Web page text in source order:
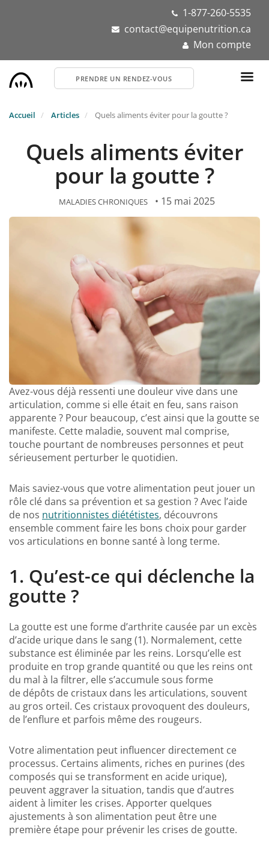
1-877-260-5535
contact@equipenutrition.ca
Mon compte
PRENDRE UN RENDEZ-VOUS
Accueil Articles Quels aliments éviter pour la goutte ?
Quels aliments éviter
pour la goutte ?
MALADIES CHRONIQUES • 15 mai 2025
Avez-vous déjà ressenti une douleur vive dans une
articulation, comme si elle était en feu, sans raison
apparente ? Pour beaucoup, c’est ainsi que la goutte se
manifeste. Cette maladie, souvent mal comprise,
touche pourtant de nombreuses personnes et peut
sérieusement perturber le quotidien.
Mais saviez-vous que votre alimentation peut jouer un
rôle clé dans sa prévention et sa gestion ? Avec l’aide
de nos nutritionnistes diététistes, découvrons
ensemble comment faire les bons choix pour garder
vos articulations en bonne santé à long terme.
1. Qu’est-ce qui déclenche la
goutte ?
La goutte est une forme d’arthrite causée par un excès
d’acide urique dans le sang (1). Normalement, cette
substance est éliminée par les reins. Lorsqu’elle est
produite en trop grande quantité ou que les reins ont
du mal à la filtrer, elle s’accumule sous forme
de dépôts de cristaux dans les articulations, souvent
au gros orteil. Ces cristaux provoquent des douleurs,
de l’enflure et parfois même des rougeurs.
Votre alimentation peut influencer directement ce
processus. Certains aliments, riches en purines (des
composés qui se transforment en acide urique),
peuvent aggraver la situation, tandis que d’autres
aident à limiter les crises. Apporter quelques
ajustements à son alimentation peut être une
première étape pour prévenir les crises de goutte.